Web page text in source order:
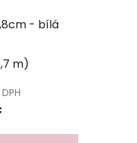
- bílá
m)